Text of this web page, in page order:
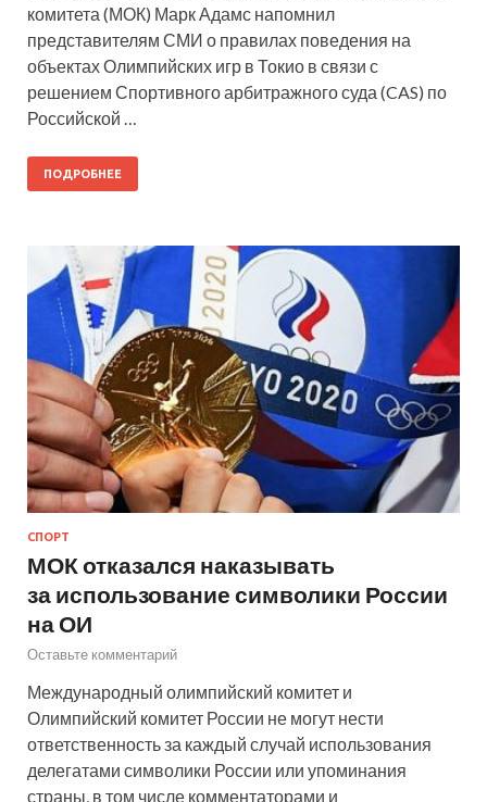
комитета (МОК) Марк Адамс напомнил
представителям СМИ о правилах поведения на
объектах Олимпийских игр в Токио в связи с
решением Спортивного арбитражного суда (CAS) по
Российской …
ПОДРОБНЕЕ
СПОРТ
МОК отказался наказывать
за использование символики России
на ОИ
Оставьте комментарий
Международный олимпийский комитет и
Олимпийский комитет России не могут нести
ответственность за каждый случай использования
делегатами символики России или упоминания
страны, в том числе комментаторами и